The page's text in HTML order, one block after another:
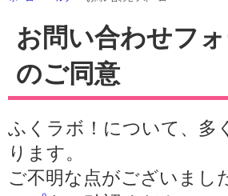
お問い合わせフ
のご同意
ふくラボ！について、多
ります。
ご不明な点がございまし